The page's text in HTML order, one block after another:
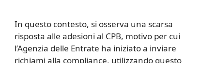
In questo contesto, si osserva una scarsa
risposta alle adesioni al CPB, motivo per cui
l’Agenzia delle Entrate ha iniziato a inviare
richiami alla compliance, utilizzando questo